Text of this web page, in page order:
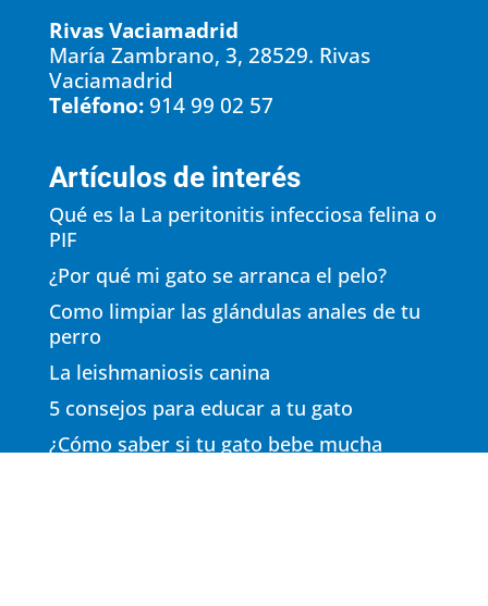
Rivas Vaciamadrid
María Zambrano, 3, 28529. Rivas
Vaciamadrid
Teléfono:914 99 02 57
Artículos de interés
Qué es la La peritonitis infecciosa felina o
PIF
¿Por qué mi gato se arranca el pelo?
Como limpiar las glándulas anales de tu
perro
La leishmaniosis canina
5 consejos para educar a tu gato
¿Cómo saber si tu gato bebe mucha